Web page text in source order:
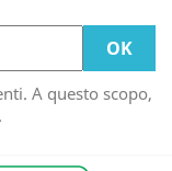
A questo scopo,